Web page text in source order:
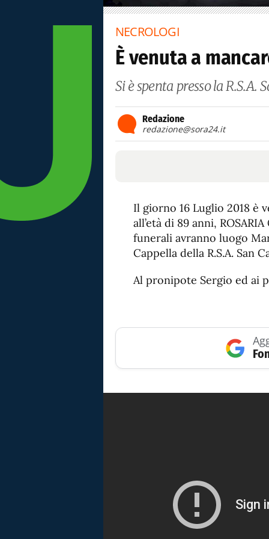
NECROLOGI
È venuta a
Si è spenta presso la R.S.A.
Redazione
redazione@sora24.it
Il giorno 16 Luglio 2018 è
all’età di 89 anni,
funerali avranno luogo
Cappella della R.S.A. San
Al pronipote Sergio ed ai